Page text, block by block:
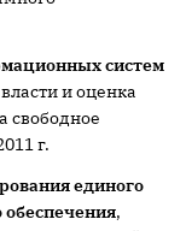
систем
и оценка
свободное
г.
единого
обеспечения,